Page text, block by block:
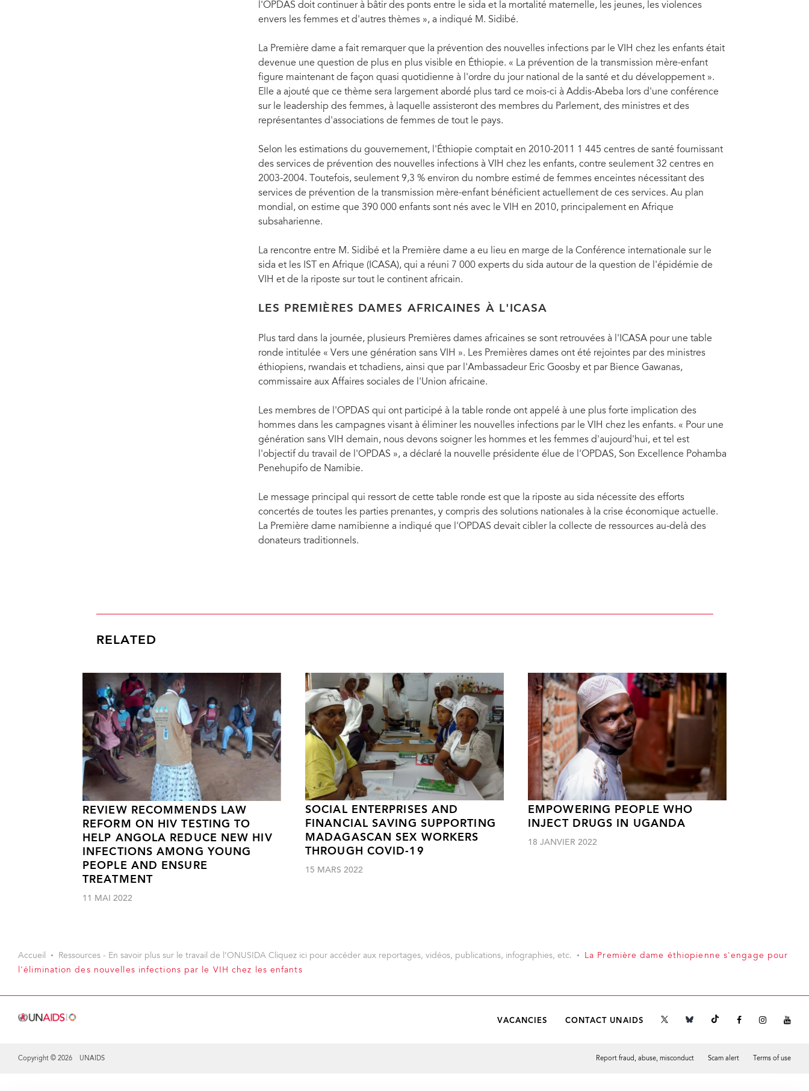
l'OPDAS doit continuer à bâtir des ponts entre le sida et la mortalité maternelle, les jeunes, les violences
envers les femmes et d'autres thèmes », a indiqué M. Sidibé.
La Première dame a fait remarquer que la prévention des nouvelles infections par le VIH chez les enfants était
devenue une question de plus en plus visible en Éthiopie. « La prévention de la transmission mère-enfant
figure maintenant de façon quasi quotidienne à l'ordre du jour national de la santé et du développement ».
Elle a ajouté que ce thème sera largement abordé plus tard ce mois-ci à Addis-Abeba lors d'une conférence
sur le leadership des femmes, à laquelle assisteront des membres du Parlement, des ministres et des
représentantes d'associations de femmes de tout le pays.
Selon les estimations du gouvernement, l'Éthiopie comptait en 2010-2011 1 445 centres de santé fournissant
des services de prévention des nouvelles infections à VIH chez les enfants, contre seulement 32 centres en
2003-2004. Toutefois, seulement 9,3 % environ du nombre estimé de femmes enceintes nécessitant des
services de prévention de la transmission mère-enfant bénéficient actuellement de ces services. Au plan
mondial, on estime que 390 000 enfants sont nés avec le VIH en 2010, principalement en Afrique
subsaharienne.
La rencontre entre M. Sidibé et la Première dame a eu lieu en marge de la Conférence internationale sur le
sida et les IST en Afrique (ICASA), qui a réuni 7 000 experts du sida autour de la question de l'épidémie de
VIH et de la riposte sur tout le continent africain.
LES PREMIÈRES DAMES AFRICAINES À L'ICASA
Plus tard dans la journée, plusieurs Premières dames africaines se sont retrouvées à l'ICASA pour une table
ronde intitulée « Vers une génération sans VIH ». Les Premières dames ont été rejointes par des ministres
éthiopiens, rwandais et tchadiens, ainsi que par l'Ambassadeur Eric Goosby et par Bience Gawanas,
commissaire aux Affaires sociales de l'Union africaine.
Les membres de l'OPDAS qui ont participé à la table ronde ont appelé à une plus forte implication des
hommes dans les campagnes visant à éliminer les nouvelles infections par le VIH chez les enfants. « Pour une
génération sans VIH demain, nous devons soigner les hommes et les femmes d'aujourd'hui, et tel est
l'objectif du travail de l'OPDAS », a déclaré la nouvelle présidente élue de l'OPDAS, Son Excellence Pohamba
Penehupifo de Namibie.
Le message principal qui ressort de cette table ronde est que la riposte au sida nécessite des efforts
concertés de toutes les parties prenantes, y compris des solutions nationales à la crise économique actuelle.
La Première dame namibienne a indiqué que l'OPDAS devait cibler la collecte de ressources au-delà des
donateurs traditionnels.
RELATED
REVIEW RECOMMENDS LAW
REFORM ON HIV TESTING TO
HELP ANGOLA REDUCE NEW HIV
INFECTIONS AMONG YOUNG
PEOPLE AND ENSURE
TREATMENT
11 MAI 2022
SOCIAL ENTERPRISES AND
FINANCIAL SAVING SUPPORTING
MADAGASCAN SEX WORKERS
THROUGH COVID-19
15 MARS 2022
EMPOWERING PEOPLE WHO
INJECT DRUGS IN UGANDA
18 JANVIER 2022
Accueil Ressources - En savoir plus sur le travail de l’ONUSIDA Cliquez ici pour accéder aux reportages, vidéos, publications, infographies, etc.
La Première dame éthiopienne s'engage pour
l'élimination des nouvelles infections par le VIH chez les enfants
VACANCIES CONTACT UNAIDS
Copyright © 2026 UNAIDS Report fraud, abuse, misconduct Scam alert Terms of use